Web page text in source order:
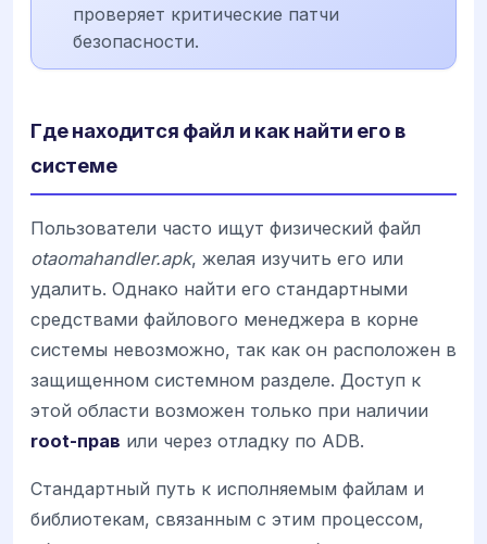
проверяет критические патчи
безопасности.
Где находится файл и как найти его в
системе
Пользователи часто ищут физический файл
otaomahandler.apk, желая изучить его или
удалить. Однако найти его стандартными
средствами файлового менеджера в корне
системы невозможно, так как он расположен в
защищенном системном разделе. Доступ к
этой области возможен только при наличии
root-прав или через отладку по ADB.
Стандартный путь к исполняемым файлам и
библиотекам, связанным с этим процессом,